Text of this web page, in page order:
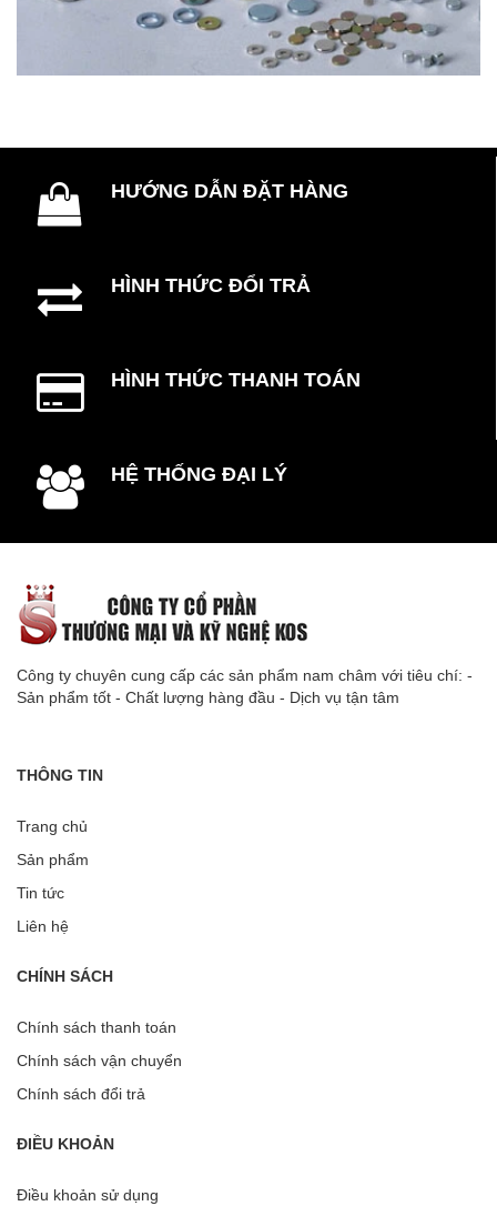
HƯỚNG DẪN ĐẶT HÀNG
HÌNH THỨC ĐỔI TRẢ
HÌNH THỨC THANH TOÁN
HỆ THỐNG ĐẠI LÝ
Công ty chuyên cung cấp các sản phẩm nam châm với tiêu chí: -
Sản phẩm tốt - Chất lượng hàng đầu - Dịch vụ tận tâm
THÔNG TIN
Trang chủ
Sản phẩm
Tin tức
Liên hệ
CHÍNH SÁCH
Chính sách thanh toán
Chính sách vận chuyển
Chính sách đổi trả
ĐIỀU KHOẢN
Điều khoản sử dụng